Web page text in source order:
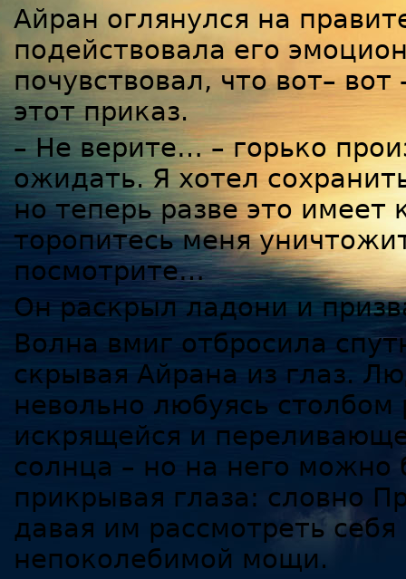
Айран оглянулся на
подействовала его
почувствовал, что вот–
этот приказ.
– Не верите… – горько
ожидать. Я хотел
но теперь разве это имеет
торопитесь меня
посмотрите…
Он раскрыл ладони и
Волна вмиг отбросила
скрывая Айрана из глаз.
невольно любуясь
искрящейся и
солнца – но на него
прикрывая глаза: словно
давая им рассмотреть
непоколебимой мощи.